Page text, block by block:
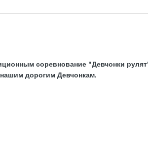
соревнование "Девчонки
дорогим Девчонкам.